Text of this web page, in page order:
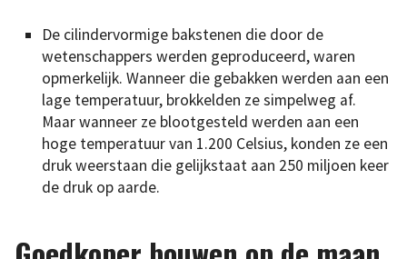
De cilindervormige bakstenen die door de
wetenschappers werden geproduceerd, waren
opmerkelijk. Wanneer die gebakken werden aan een
lage temperatuur, brokkelden ze simpelweg af.
Maar wanneer ze blootgesteld werden aan een
hoge temperatuur van 1.200 Celsius, konden ze een
druk weerstaan die gelijkstaat aan 250 miljoen keer
de druk op aarde.